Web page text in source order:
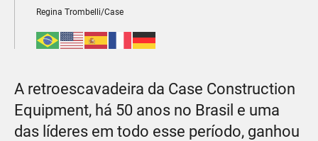
Regina Trombelli/Case
A retroescavadeira da Case Construction
Equipment, há 50 anos no Brasil e uma
das líderes em todo esse período, ganhou